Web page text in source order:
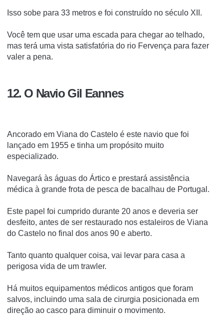
Isso sobe para 33 metros e foi construído no século XII.
Você tem que usar uma escada para chegar ao telhado,
mas terá uma vista satisfatória do rio Fervença para fazer
valer a pena.
12. O Navio Gil Eannes
Ancorado em Viana do Castelo é este navio que foi
lançado em 1955 e tinha um propósito muito
especializado.
Navegará às águas do Ártico e prestará assistência
médica à grande frota de pesca de bacalhau de Portugal.
Este papel foi cumprido durante 20 anos e deveria ser
desfeito, antes de ser restaurado nos estaleiros de Viana
do Castelo no final dos anos 90 e aberto.
Tanto quanto qualquer coisa, vai levar para casa a
perigosa vida de um trawler.
Há muitos equipamentos médicos antigos que foram
salvos, incluindo uma sala de cirurgia posicionada em
direção ao casco para diminuir o movimento.